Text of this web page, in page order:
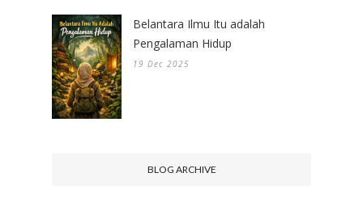
Belantara Ilmu Itu adalah
Pengalaman Hidup
19 Dec 2025
BLOG ARCHIVE